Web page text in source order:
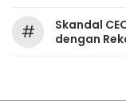
#
Skandal
dengan